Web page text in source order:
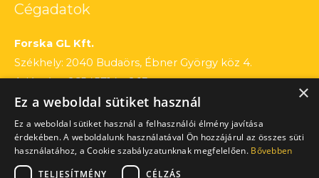
Cégadatok
Forska GL Kft.
Székhely: 2040 Budaörs, Ébner György köz 4.
Adószám: 26545714 – 2 13
Cégjegyzékszám: 13 – 09 – 195803
Számlaszám: 12010154 – 01660751 – 00100001
×
Ez a weboldal sütiket használ
Ez a weboldal sütiket használ a felhasználói élmény javítása
érdekében. A weboldalunk használatával Ön hozzájárul az összes süti
használatához, a Cookie szabályzatunknak megfelelően. Bővebben
TELJESÍTMÉNY
CÉLZÁS